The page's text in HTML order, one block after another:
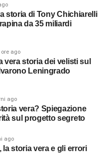
da 35 miliardi
ore ago
Leningrado
ago
sul progetto segreto
ago